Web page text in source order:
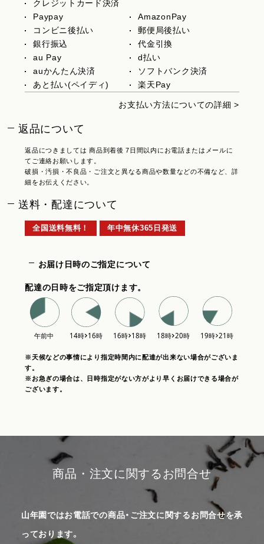
クレジットカード決済
Paypay
AmazonPay
コンビニ後払い
郵便局後払い
銀行振込
代金引換
au Pay
d払い
auかんたん決済
ソフトバンク決済
あと払い(ペイディ)
楽天Pay
お支払い方法についての詳細 >
返品について
返品につきましては 商品到着後 7日間以内にお電話またはメールに
てご連絡お願いします。
破損・汚損・不良品・ご注文と異なる商品や数量などの不備など、詳
細をお伝えください。
送料・配達について
全国送料無料！ 年中無休365日発送
お届け日時のご指定について
配達の日時をご指定頂けます。
※天候などの事情により指定時間内に配達が出来ない場合がございま
す。
※お急ぎの場合は、日時指定がない方がより早くお届けできる場合が
ございます。
商品・注文に関するお問合せ
山年園ではお電話での商品・ご注文に関するお問合せを承
っております。